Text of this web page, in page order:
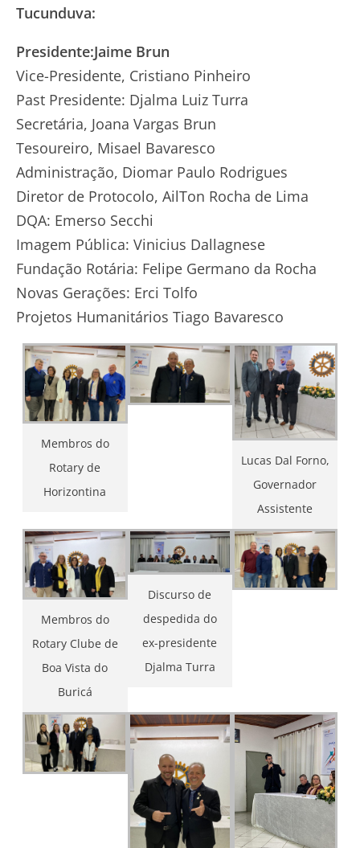
Tucunduva:
Presidente:Jaime Brun
Vice-Presidente, Cristiano Pinheiro
Past Presidente: Djalma Luiz Turra
Secretária, Joana Vargas Brun
Tesoureiro, Misael Bavaresco
Administração, Diomar Paulo Rodrigues
Diretor de Protocolo, AilTon Rocha de Lima
DQA: Emerso Secchi
Imagem Pública: Vinicius Dallagnese
Fundação Rotária: Felipe Germano da Rocha
Novas Gerações: Erci Tolfo
Projetos Humanitários Tiago Bavaresco
Membros do
Rotary de
Horizontina
Lucas Dal Forno,
Governador
Assistente
Membros do
Rotary Clube de
Boa Vista do
Buricá
Discurso de
despedida do
ex-presidente
Djalma Turra